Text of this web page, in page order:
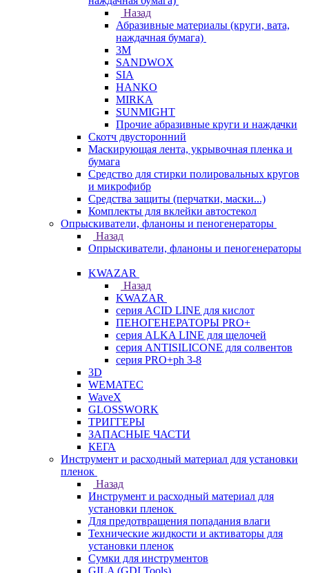
Назад
Абразивные материалы (круги, вата,
наждачная бумага)
3М
SANDWOX
SIA
HANKO
MIRKA
SUNMIGHT
Прочие абразивные круги и наждачки
Скотч двусторонний
Маскирующая лента, укрывочная пленка и
бумага
Средство для стирки полировальных кругов
и микрофибр
Средства защиты (перчатки, маски...)
Комплекты для вклейки автостекол
Опрыскиватели, фланоны и пеногенераторы
Назад
Опрыскиватели, фланоны и пеногенераторы
KWAZAR
Назад
KWAZAR
серия ACID LINE для кислот
ПЕНОГЕНЕРАТОРЫ PRO+
серия ALKA LINE для щелочей
серия ANTISILICONE для солвентов
серия PRO+ph 3-8
3D
WEMATEC
WaveX
GLOSSWORK
ТРИГГЕРЫ
ЗАПАСНЫЕ ЧАСТИ
КЕГА
Инструмент и расходный материал для установки
пленок
Назад
Инструмент и расходный материал для
установки пленок
Для предотвращения попадания влаги
Технические жидкости и активаторы для
установки пленок
Сумки для инструментов
GILA (GDI Tools)